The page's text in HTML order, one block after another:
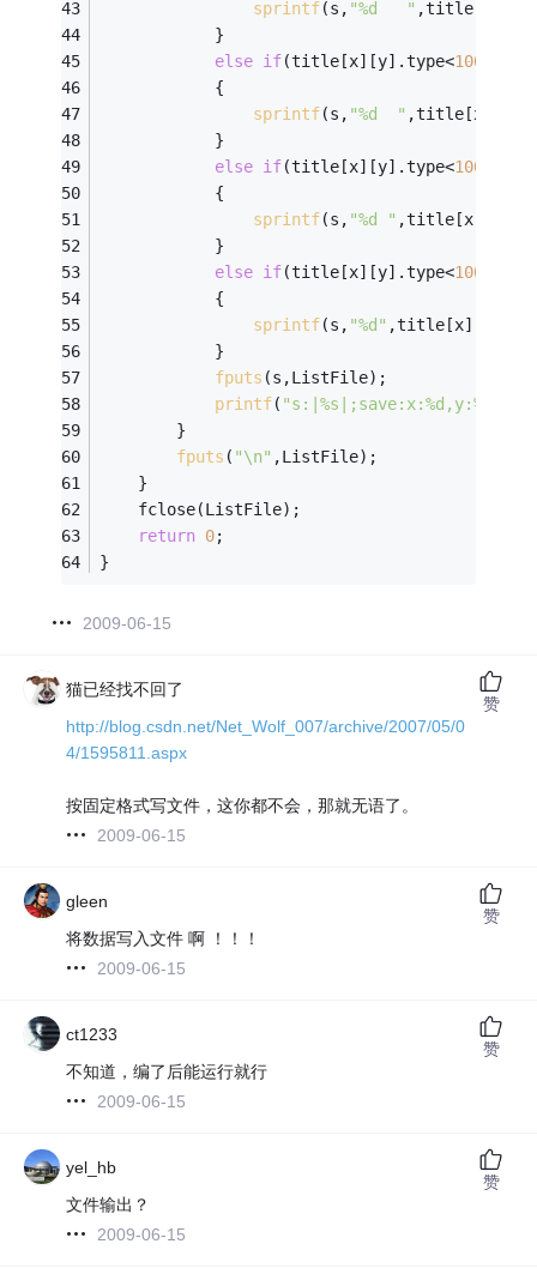
sprintf(s, "%d   "
			}
else if(title[x][y].type<1000
			{
sprintf(s, "%d  "
			}
else if(title[x][y].type<10000
			{
sprintf(s, "%d "
			}
else if(title[x][y].type<100000
			{
sprintf(s, "%d"
			}
fputs (s,ListFile);
printf(
		}
fputs ( "\n" ,ListFile);
	}
	fclose(ListFile);
return 0;
}
2009-06-15
猫已经找不回了
http://blog.csdn.net/Net_Wolf_007/archive/2007/05/0
4/1595811.aspx
按固定格式写文件，这你都不会，那就无语了。
2009-06-15
赞
gleen
将数据写入文件 啊 ！！！
2009-06-15
赞
ct1233
不知道，编了后能运行就行
2009-06-15
赞
yel_hb
文件输出？
2009-06-15
赞